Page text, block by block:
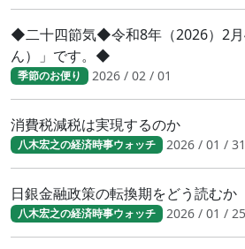
◆二十四節気◆令和8年（2026）2月
ん）」です。◆
季節のお便り 2026 / 02 / 01
消費税減税は実現するのか
八木宏之の経済時事ウォッチ 2026 / 01 / 31
日銀金融政策の転換期をどう読むか
八木宏之の経済時事ウォッチ 2026 / 01 / 25